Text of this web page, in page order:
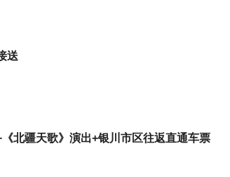
送
北疆天歌》演出+银川市区往返直通车票